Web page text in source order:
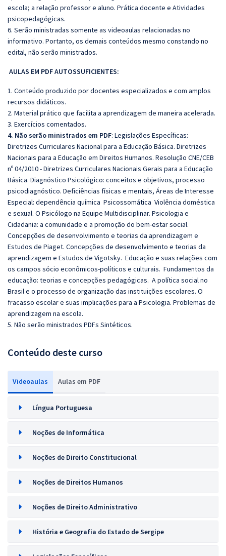
escola; a relação professor e aluno. Prática docente e Atividades
psicopedagógicas.
6. Serão ministradas somente as videoaulas relacionadas no
informativo. Portanto, os demais conteúdos mesmo constando no
edital, não serão ministrados.
AULAS EM PDF AUTOSSUFICIENTES:
1. Conteúdo produzido por docentes especializados e com amplos
recursos didáticos.
2. Material prático que facilita a aprendizagem de maneira acelerada.
3. Exercícios comentados.
4. Não serão ministrados em PDF: Legislações Específicas:
Diretrizes Curriculares Nacional para a Educação Básica. Diretrizes
Nacionais para a Educação em Direitos Humanos. Resolução CNE/CEB
nº 04/2010 - Diretrizes Curriculares Nacionais Gerais para a Educação
Básica. Diagnóstico Psicológico: conceitos e objetivos, processo
psicodiagnóstico. Deficiências físicas e mentais, Áreas de Interesse
Especial: dependência química Psicossomática Violência doméstica
e sexual. O Psicólogo na Equipe Multidisciplinar. Psicologia e
Cidadania: a comunidade e a promoção do bem-estar social.
Concepções de desenvolvimento e teorias da aprendizagem e
Estudos de Piaget. Concepções de desenvolvimento e teorias da
aprendizagem e Estudos de Vigotsky. Educação e suas relações com
os campos sócio econômicos-políticos e culturais. Fundamentos da
educação: teorias e concepções pedagógicas. A política social no
Brasil e o processo de organização das instituições escolares. O
fracasso escolar e suas implicações para a Psicologia. Problemas de
aprendizagem na escola.
5. Não serão ministrados PDFs Sintéticos.
Conteúdo deste curso
Videoaulas Aulas em PDF
Língua Portuguesa
Noções de Informática
Noções de Direito Constitucional
Noções de Direitos Humanos
Noções de Direito Administrativo
História e Geografia do Estado de Sergipe